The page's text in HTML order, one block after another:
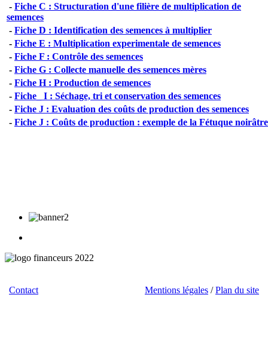
- Fiche C : Structuration d'une filière de multiplication de
semences
- Fiche D : Identification des semences à multiplier
- Fiche E : Multiplication experimentale de semences
- Fiche F : Contrôle des semences
- Fiche G : Collecte manuelle des semences mères
- Fiche H : Production de semences
- Fiche_ I : Séchage, tri et conservation des semences
- Fiche J : Evaluation des coûts de production des semences
- Fiche J : Coûts de production : exemple de la Fétuque noirâtre
Contact Mentions légales /Plan du site